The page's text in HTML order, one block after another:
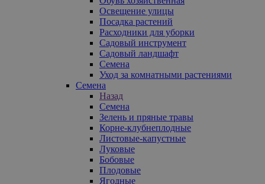
Освещение улицы
Посадка растений
Расходники для уборки
Садовый инструмент
Садовый ландшафт
Семена
Уход за комнатными растениями
Семена
Назад
Семена
Зелень и пряные травы
Корне-клубнеплодные
Листовые-капустные
Луковые
Бобовые
Плодовые
Ягодные